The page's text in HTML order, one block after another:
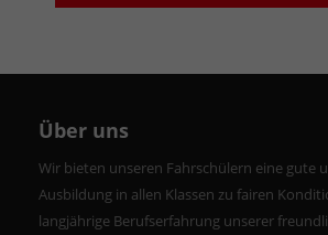
Über uns
Wir bieten unseren Fahrschülern eine gute
Ausbildung in allen Klassen zu fairen
langjährige Berufserfahrung unserer